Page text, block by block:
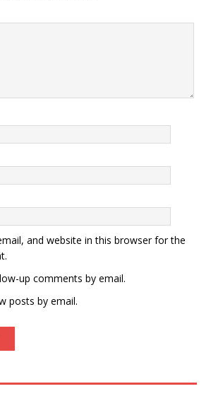
and website in this browser for the
up comments by email.
posts by email.